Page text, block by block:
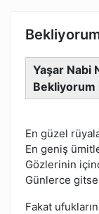
Yaşar Nabi
Bekliyorum
En güzel
En geniş
Gözlerinin
Günlerce
Fakat